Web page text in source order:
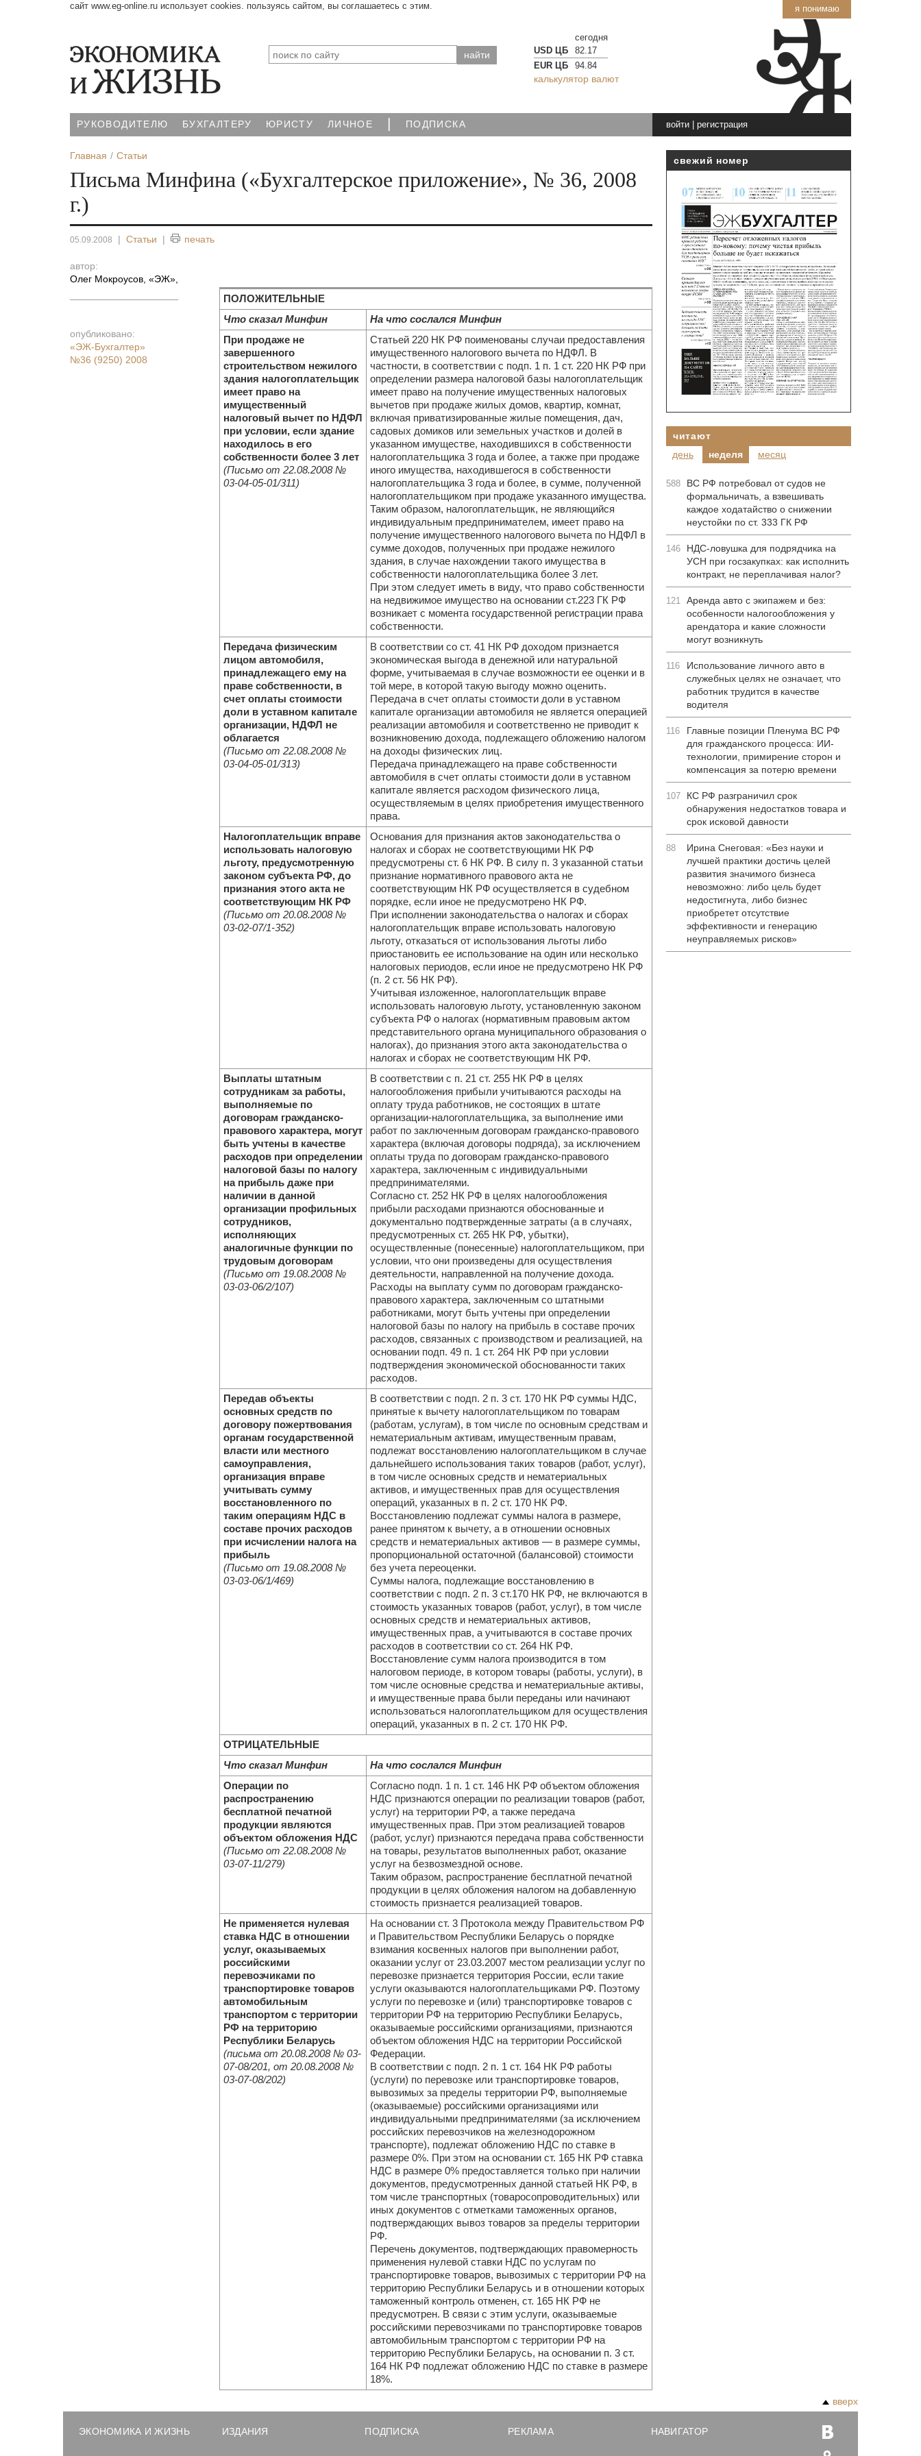
я понимаю
сайт www.eg-online.ru использует cookies. пользуясь сайтом, вы соглашаетесь с этим.
сегодня
USD ЦБ
82.17
EUR ЦБ
94.84
калькулятор валют
РУКОВОДИТЕЛЮ БУХГАЛТЕРУ ЮРИСТУ ЛИЧНОЕ | ПОДПИСКА войти| регистрация
Главная Статьи
Письма Минфина («Бухгалтерское приложение», № 36, 2008
г.)
05.09.2008 | Статьи | печать
автор:
Олег Мокроусов, «ЭЖ»
опубликовано:
«ЭЖ-Бухгалтер»
№36 (9250) 2008
ПОЛОЖИТЕЛЬНЫЕ
Что сказал Минфин
На что сослался Минфин
При продаже не
завершенного
строительством нежилого
здания налогоплательщик
имеет право на
имущественный
налоговый вычет по НДФЛ
при условии, если здание
находилось в его
собственности более 3 лет
(Письмо от 22.08.2008№
03-04-05-01/311)
Статьей 220 НК РФ поименованы случаи предоставления
имущественного налогового вычета по НДФЛ. В
частности, в соответствии с подп. 1 п. 1 ст. 220 НК РФ при
определении размера налоговой базы налогоплательщик
имеет право на получение имущественных налоговых
вычетов при продаже жилых домов, квартир, комнат,
включая приватизированные жилые помещения, дач,
садовых домиков или земельных участков и долей в
указанном имуществе, находившихся в собственности
налогоплательщика 3 года и более, а также при продаже
иного имущества, находившегося в собственности
налогоплательщика 3 года и более, в сумме, полученной
налогоплательщиком при продаже указанного имущества.
Таким образом, налогоплательщик, не являющийся
индивидуальным предпринимателем, имеет право на
получение имущественного налогового вычета по НДФЛ в
сумме доходов, полученных при продаже нежилого
здания, в случае нахождении такого имущества в
собственности налогоплательщика более 3 лет.
При этом следует иметь в виду, что право собственности
на недвижимое имущество на основании ст.223 ГК РФ
возникает с момента государственной регистрации права
собственности.
Передача физическим
лицом автомобиля,
принадлежащего ему на
праве собственности, в
счет оплаты стоимости
доли в уставном капитале
организации, НДФЛ не
облагается
(Письмо от 22.08.2008№
03-04-05-01/313)
В соответствии со ст. 41 НК РФ доходом признается
экономическая выгода в денежной или натуральной
форме, учитываемая в случае возможности ее оценки и в
той мере, в которой такую выгоду можно оценить.
Передача в счет оплаты стоимости доли в уставном
капитале организации автомобиля не является операцией
реализации автомобиля и соответственно не приводит к
возникновению дохода, подлежащего обложению налогом
на доходы физических лиц.
Передача принадлежащего на праве собственности
автомобиля в счет оплаты стоимости доли в уставном
капитале является расходом физического лица,
осуществляемым в целях приобретения имущественного
права.
Налогоплательщик вправе
использовать налоговую
льготу, предусмотренную
законом субъекта РФ, до
признания этого акта не
соответствующим НК РФ
(Письмо от 20.08.2008№
03-02-07/1-352)
Основания для признания актов законодательства о
налогах и сборах не соответствующими НК РФ
предусмотрены ст. 6 НК РФ. В силу п. 3 указанной статьи
признание нормативного правового акта не
соответствующим НК РФ осуществляется в судебном
порядке, если иное не предусмотрено НК РФ.
При исполнении законодательства о налогах и сборах
налогоплательщик вправе использовать налоговую
льготу, отказаться от использования льготы либо
приостановить ее использование на один или несколько
налоговых периодов, если иное не предусмотрено НК РФ
(п. 2 ст. 56 НК РФ).
Учитывая изложенное, налогоплательщик вправе
использовать налоговую льготу, установленную законом
субъекта РФ о налогах (нормативным правовым актом
представительного органа муниципального образования о
налогах), до признания этого акта законодательства о
налогах и сборах не соответствующим НК РФ.
Выплаты штатным
сотрудникам за работы,
выполняемые по
договорам гражданско-
правового характера, могут
быть учтены в качестве
расходов при определении
налоговой базы по налогу
на прибыль даже при
наличии в данной
организации профильных
сотрудников,
исполняющих
аналогичные функции по
трудовым договорам
(Письмо от 19.08.2008№
03-03-06/2/107)
В соответствии с п. 21 ст. 255 НК РФ в целях
налогообложения прибыли учитываются расходы на
оплату труда работников, не состоящих в штате
организации-налогоплательщика, за выполнение ими
работ по заключенным договорам гражданско-правового
характера (включая договоры подряда), за исключением
оплаты труда по договорам гражданско-правового
характера, заключенным с индивидуальными
предпринимателями.
Согласно ст. 252 НК РФ в целях налогообложения
прибыли расходами признаются обоснованные и
документально подтвержденные затраты (а в случаях,
предусмотренных ст. 265 НК РФ, убытки),
осуществленные (понесенные) налогоплательщиком, при
условии, что они произведены для осуществления
деятельности, направленной на получение дохода.
Расходы на выплату сумм по договорам гражданско-
правового характера, заключенным со штатными
работниками, могут быть учтены при определении
налоговой базы по налогу на прибыль в составе прочих
расходов, связанных с производством и реализацией, на
основании подп. 49 п. 1 ст. 264 НК РФ при условии
подтверждения экономической обоснованности таких
расходов.
Передав объекты
основных средств по
договору пожертвования
органам государственной
власти или местного
самоуправления,
организация вправе
учитывать сумму
восстановленного по
таким операциям НДС в
составе прочих расходов
при исчислении налога на
прибыль
(Письмо от 19.08.2008№
03-03-06/1/469)
В соответствии с подп. 2 п. 3 ст. 170 НК РФ суммы НДС,
принятые к вычету налогоплательщиком по товарам
(работам, услугам), в том числе по основным средствам и
нематериальным активам, имущественным правам,
подлежат восстановлению налогоплательщиком в случае
дальнейшего использования таких товаров (работ, услуг),
в том числе основных средств и нематериальных
активов, и имущественных прав для осуществления
операций, указанных в п. 2 ст. 170 НК РФ.
Восстановлению подлежат суммы налога в размере,
ранее принятом к вычету, а в отношении основных
средств и нематериальных активов — в размере суммы,
пропорциональной остаточной (балансовой) стоимости
без учета переоценки.
Суммы налога, подлежащие восстановлению в
соответствии с подп. 2 п. 3 ст.170 НК РФ, не включаются в
стоимость указанных товаров (работ, услуг), в том числе
основных средств и нематериальных активов,
имущественных прав, а учитываются в составе прочих
расходов в соответствии со ст. 264 НК РФ.
Восстановление сумм налога производится в том
налоговом периоде, в котором товары (работы, услуги), в
том числе основные средства и нематериальные активы,
и имущественные права были переданы или начинают
использоваться налогоплательщиком для осуществления
операций, указанных в п. 2 ст. 170 НК РФ.
ОТРИЦАТЕЛЬНЫЕ
Что сказал Минфин
На что сослался Минфин
Операции по
распространению
бесплатной печатной
продукции являются
объектом обложения НДС
(Письмо от 22.08.2008№
03-07-11/279)
Согласно подп. 1 п. 1 ст. 146 НК РФ объектом обложения
НДС признаются операции по реализации товаров (работ,
услуг) на территории РФ, а также передача
имущественных прав. При этом реализацией товаров
(работ, услуг) признаются передача права собственности
на товары, результатов выполненных работ, оказание
услуг на безвозмездной основе.
Таким образом, распространение бесплатной печатной
продукции в целях обложения налогом на добавленную
стоимость признается реализацией товаров.
Не применяется нулевая
ставка НДС в отношении
услуг, оказываемых
российскими
перевозчиками по
транспортировке товаров
автомобильным
транспортом с территории
РФ на территорию
РеспубликиБеларусь
(письма от 20.08.2008№ 03-
07-08/201, от 20.08.2008№
03-07-08/202)
На основании ст. 3 Протокола между Правительством РФ
и Правительством Республики Беларусь о порядке
взимания косвенных налогов при выполнении работ,
оказании услуг от 23.03.2007 местом реализации услуг по
перевозке признается территория России, если такие
услуги оказываются налогоплательщиками РФ. Поэтому
услуги по перевозке и (или) транспортировке товаров с
территории РФ на территорию Республики Беларусь,
оказываемые российскими организациями, признаются
объектом обложения НДС на территории Российской
Федерации.
В соответствии с подп. 2 п. 1 ст. 164 НК РФ работы
(услуги) по перевозке или транспортировке товаров,
вывозимых за пределы территории РФ, выполняемые
(оказываемые) российскими организациями или
индивидуальными предпринимателями (за исключением
российских перевозчиков на железнодорожном
транспорте), подлежат обложению НДС по ставке в
размере 0%. При этом на основании ст. 165 НК РФ ставка
НДС в размере 0% предоставляется только при наличии
документов, предусмотренных данной статьей НК РФ, в
том числе транспортных (товаросопроводительных) или
иных документов с отметками таможенных органов,
подтверждающих вывоз товаров за пределы территории
РФ.
Перечень документов, подтверждающих правомерность
применения нулевой ставки НДС по услугам по
транспортировке товаров, вывозимых с территории РФ на
территорию Республики Беларусь и в отношении которых
таможенный контроль отменен, ст. 165 НК РФ не
предусмотрен. В связи с этим услуги, оказываемые
российскими перевозчиками по транспортировке товаров
автомобильным транспортом с территории РФ на
территорию Республики Беларусь, на основании п. 3 ст.
164 НК РФ подлежат обложению НДС по ставке в размере
18%.
свежий номер
читают
день
неделя месяц
588
ВС РФ потребовал от судов не
формальничать, а взвешивать
каждое ходатайство о снижении
неустойки по ст. 333 ГК РФ
146
НДС-ловушка для подрядчика на
УСН при госзакупках: как исполнить
контракт, не переплачивая налог?
121 Аренда авто с экипажем и без:
особенности налогообложения у
арендатора и какие сложности
могут возникнуть
116
Использование личного авто в
служебных целях не означает, что
работник трудится в качестве
водителя
116
Главные позиции Пленума ВС РФ
для гражданского процесса: ИИ-
технологии, примирение сторон и
компенсация за потерю времени
107
КС РФ разграничил срок
обнаружения недостатков товара и
срок исковой давности
88
Ирина Снеговая: «Без науки и
лучшей практики достичь целей
развития значимого бизнеса
невозможно: либо цель будет
недостигнута, либо бизнес
приобретет отсутствие
эффективности и генерацию
неуправляемых рисков»
вверх
ЭКОНОМИКА И ЖИЗНЬ ИЗДАНИЯ ПОДПИСКА РЕКЛАМА НАВИГАТОР